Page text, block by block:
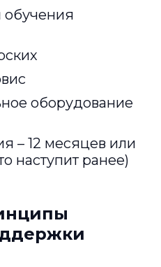
обучения
оборудование
– 12 месяцев или
наступит ранее)